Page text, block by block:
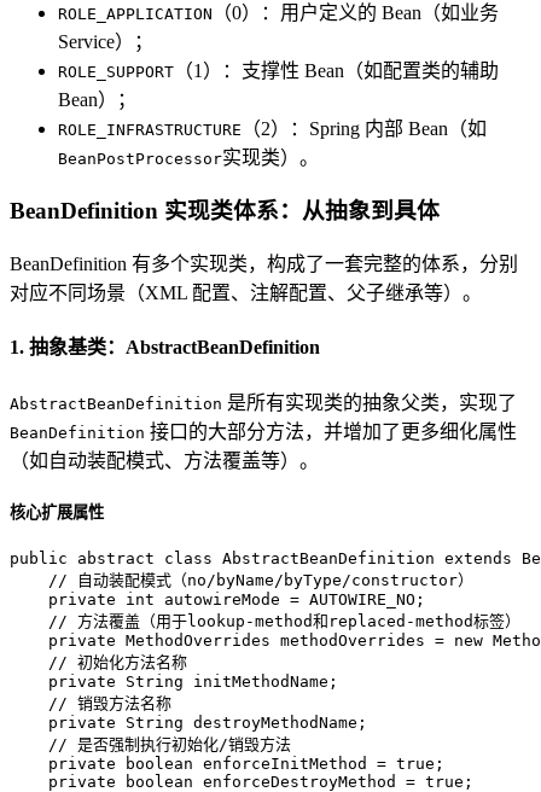
ROLE_APPLICATION
（0）：用户定义的 Bean（如业务
Service）；
ROLE_SUPPORT （1）：支撑性 Bean（如配置类的辅助
Bean）；
ROLE_INFRASTRUCTURE （2）：Spring 内部 Bean（如
BeanPostProcessor实现类）。
BeanDefinition 实现类体系：从抽象到具体
BeanDefinition 有多个实现类，构成了一套完整的体系，分别
对应不同场景（XML 配置、注解配置、父子继承等）。
1. 抽象基类：AbstractBeanDefinition
AbstractBeanDefinition 是所有实现类的抽象父类，实现了
BeanDefinition 接口的大部分方法，并增加了更多细化属性
（如自动装配模式、方法覆盖等）。
核心扩展属性
public abstract class AbstractBeanDefinition extends
// 自动装配模式（no/byName/byType/constructor）
private
int autowireMode = AUTOWIRE_NO;
// 方法覆盖（用于lookup-method和replaced-method标签）
private MethodOverrides methodOverrides = new
// 初始化方法名称
private String initMethodName;
// 销毁方法名称
private String destroyMethodName;
// 是否强制执行初始化/销毁方法
private
boolean enforceInitMethod = true ;
private
boolean enforceDestroyMethod = true ;